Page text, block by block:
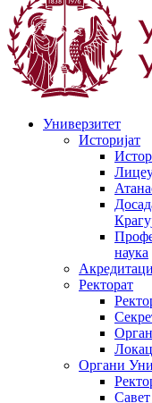
Универзитет
Историјат
наука
Ректорат
Органи